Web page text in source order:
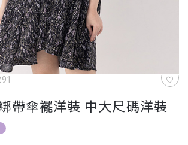
帶傘襬洋裝 中大尺碼洋裝